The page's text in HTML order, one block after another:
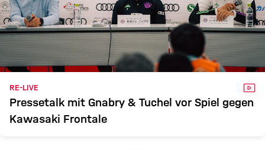
RE-LIVE
Pressetalk mit Gnabry & Tuchel vor Spiel gegen
Kawasaki Frontale